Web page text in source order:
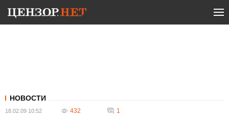
НОВОСТИ
18.02.09 10:52 432 1